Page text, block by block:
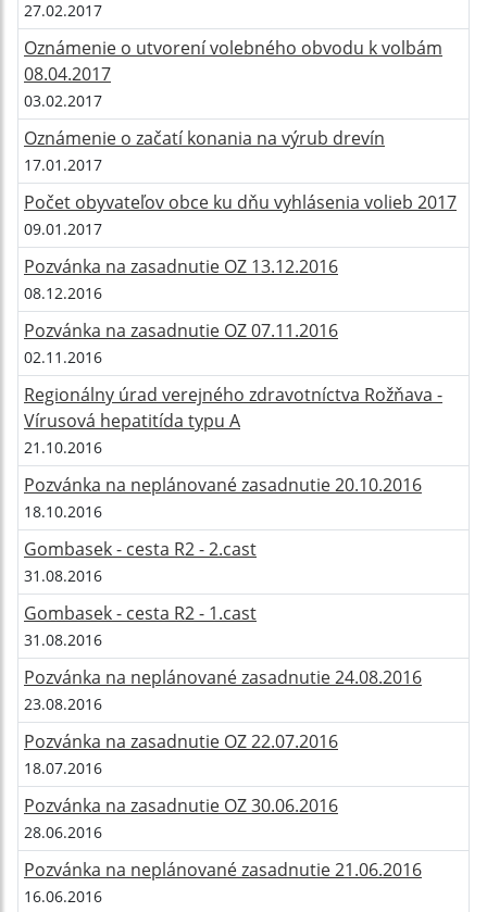
27.02.2017
Oznámenie o utvorení volebného obvodu k volbám
08.04.2017
03.02.2017
Oznámenie o začatí konania na výrub drevín
17.01.2017
Počet obyvateľov obce ku dňu vyhlásenia volieb 2017
09.01.2017
Pozvánka na zasadnutie OZ 13.12.2016
08.12.2016
Pozvánka na zasadnutie OZ 07.11.2016
02.11.2016
Regionálny úrad verejného zdravotníctva Rožňava -
Vírusová hepatitída typu A
21.10.2016
Pozvánka na neplánované zasadnutie 20.10.2016
18.10.2016
Gombasek - cesta R2 - 2.cast
31.08.2016
Gombasek - cesta R2 - 1.cast
31.08.2016
Pozvánka na neplánované zasadnutie 24.08.2016
23.08.2016
Pozvánka na zasadnutie OZ 22.07.2016
18.07.2016
Pozvánka na zasadnutie OZ 30.06.2016
28.06.2016
Pozvánka na neplánované zasadnutie 21.06.2016
16.06.2016